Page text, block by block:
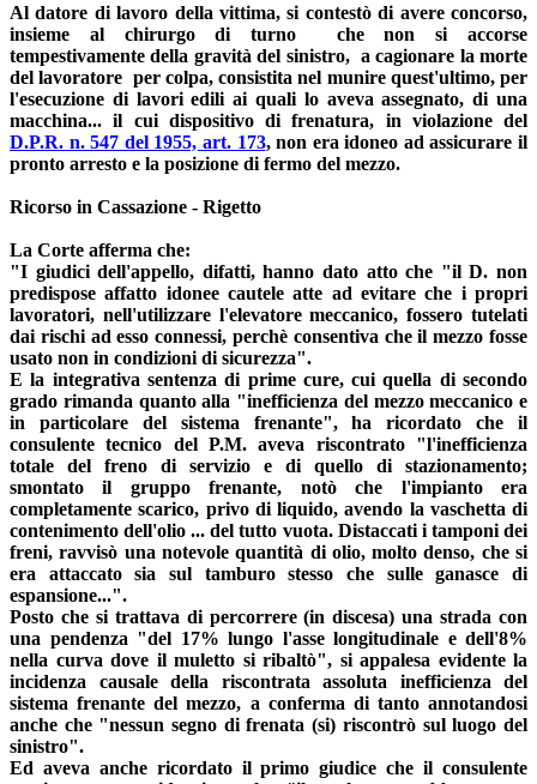
Al datore di lavoro della vittima, si contestò di avere concorso,
insieme al chirurgo di turno che non si accorse
tempestivamente della gravità del sinistro, a cagionare la morte
del lavoratore per colpa, consistita nel munire quest'ultimo, per
l'esecuzione di lavori edili ai quali lo aveva assegnato, di una
macchina... il cui dispositivo di frenatura, in violazione del
D.P.R. n. 547 del 1955, art. 173, non era idoneo ad assicurare il
pronto arresto e la posizione di fermo del mezzo.
Ricorso in Cassazione - Rigetto
La Corte afferma che:
"I giudici dell'appello, difatti, hanno dato atto che "il D. non
predispose affatto idonee cautele atte ad evitare che i propri
lavoratori, nell'utilizzare l'elevatore meccanico, fossero tutelati
dai rischi ad esso connessi, perchè consentiva che il mezzo fosse
usato non in condizioni di sicurezza".
E la integrativa sentenza di prime cure, cui quella di secondo
grado rimanda quanto alla "inefficienza del mezzo meccanico e
in particolare del sistema frenante", ha ricordato che il
consulente tecnico del P.M. aveva riscontrato "l'inefficienza
totale del freno di servizio e di quello di stazionamento;
smontato il gruppo frenante, notò che l'impianto era
completamente scarico, privo di liquido, avendo la vaschetta di
contenimento dell'olio ... del tutto vuota. Distaccati i tamponi dei
freni, ravvisò una notevole quantità di olio, molto denso, che si
era attaccato sia sul tamburo stesso che sulle ganasce di
espansione...".
Posto che si trattava di percorrere (in discesa) una strada con
una pendenza "del 17% lungo l'asse longitudinale e dell'8%
nella curva dove il muletto si ribaltò", si appalesa evidente la
incidenza causale della riscontrata assoluta inefficienza del
sistema frenante del mezzo, a conferma di tanto annotandosi
anche che "nessun segno di frenata (si) riscontrò sul luogo del
sinistro".
Ed aveva anche ricordato il primo giudice che il consulente